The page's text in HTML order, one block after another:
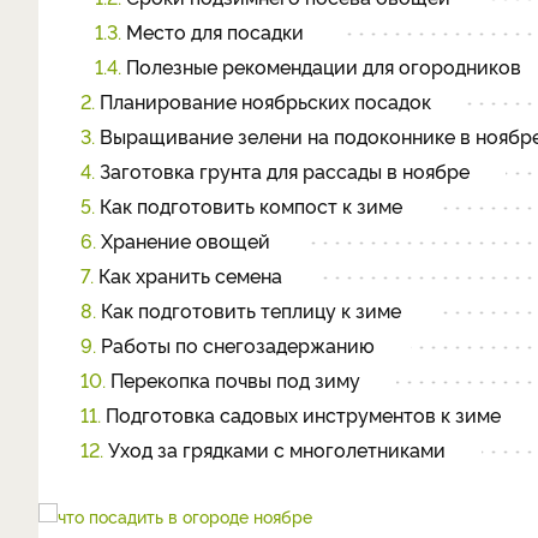
1.3. Место для посадки
1.4. Полезные рекомендации для огородников
2. Планирование ноябрьских посадок
3. Выращивание зелени на подоконнике в
4. Заготовка грунта для рассады в ноябре
5. Как подготовить компост к зиме
6. Хранение овощей
7. Как хранить семена
8. Как подготовить теплицу к зиме
9. Работы по снегозадержанию
10. Перекопка почвы под зиму
11. Подготовка садовых инструментов к зиме
12. Уход за грядками с многолетниками